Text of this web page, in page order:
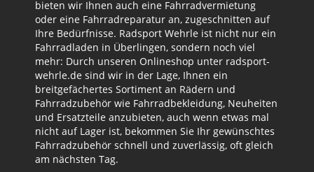
bieten wir Ihnen auch eine Fahrradvermietung
oder eine Fahrradreparatur an, zugeschnitten auf
Ihre Bedürfnisse. Radsport Wehrle ist nicht nur ein
Fahrradladen in Überlingen, sondern noch viel
mehr: Durch unseren Onlineshop unter radsport-
wehrle.de sind wir in der Lage, Ihnen ein
breitgefächertes Sortiment an Rädern und
Fahrradzubehör wie Fahrradbekleidung, Neuheiten
und Ersatzteile anzubieten, auch wenn etwas mal
nicht auf Lager ist, bekommen Sie Ihr gewünschtes
Fahrradzubehör schnell und zuverlässig, oft gleich
am nächsten Tag.